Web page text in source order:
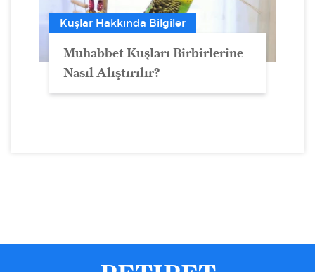
Kuşlar Hakkında Bilgiler
Muhabbet Kuşları Birbirlerine
Nasıl Alıştırılır?